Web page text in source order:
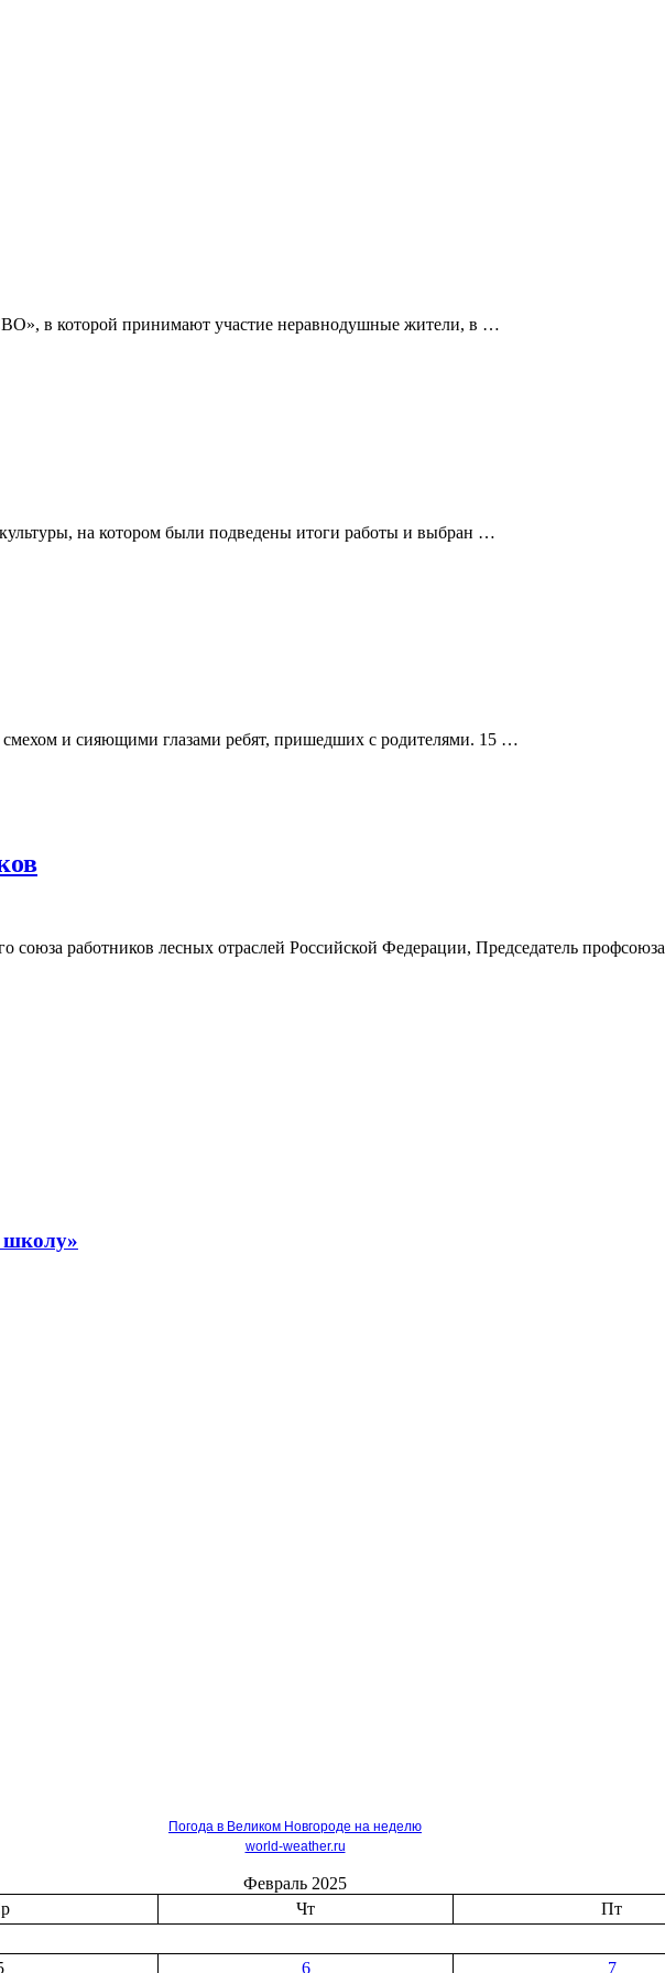
в которой принимают участие неравнодушные жители, в …
на котором были подведены итоги работы и выбран …
смехом и сияющими глазами ребят, пришедших с родителями. 15 …
работников лесных отраслей Российской Федерации, Председатель
школу»
Погода в Великом Новгороде на неделю
world-weather.ru
Февраль 2025
Чт Пт
6
7